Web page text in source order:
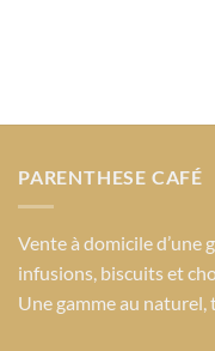
PARENTHESE CAFÉ
Vente à domicile d’une
infusions, biscuits et
Une gamme au